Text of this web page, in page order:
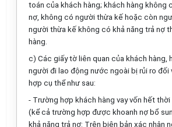
toán của khách hàng; khách hàng không
nợ, không có người thừa kế hoặc còn
người thừa kế không có khả năng trả nợ
hàng.
c) Các giấy tờ liên quan của khách hàng,
người đi lao động nước ngoài bị rủi ro đối
hợp cụ thể như sau:
- Trường hợp khách hàng vay vốn hết
(kể cả trường hợp được khoanh nợ bổ
khả năng trả nợ: Trên biên bản xác nhận